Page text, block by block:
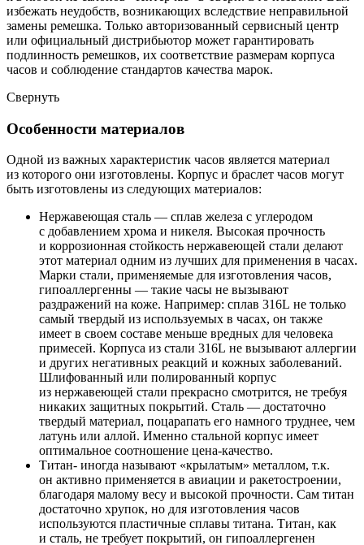
избежать неудобств, возникающих вследствие неправильной
замены ремешка. Только авторизованный сервисный центр
или официальный дистрибьютор может гарантировать
подлинность ремешков, их соответствие размерам корпуса
часов и соблюдение стандартов качества марок.
Свернуть
Особенности материалов
Одной из важных характеристик часов является материал
из которого они изготовлены. Корпус и браслет часов могут
быть изготовлены из следующих материалов:
Нержавеющая сталь — сплав железа с углеродом
с добавлением хрома и никеля. Высокая прочность
и коррозионная стойкость нержавеющей стали делают
этот материал одним из лучших для применения в часах.
Марки стали, применяемые для изготовления часов,
гипоаллергенны — такие часы не вызывают
раздражений на коже. Например: сплав 316L не только
самый твердый из используемых в часах, он также
имеет в своем составе меньше вредных для человека
примесей. Корпуса из стали 316L не вызывают аллергии
и других негативных реакций и кожных заболеваний.
Шлифованный или полированный корпус
из нержавеющей стали прекрасно смотрится, не требуя
никаких защитных покрытий. Сталь — достаточно
твердый материал, поцарапать его намного труднее, чем
латунь или аллой. Именно стальной корпус имеет
оптимальное соотношение цена-качество.
Титан- иногда называют «крылатым» металлом, т.к.
он активно применяется в авиации и ракетостроении,
благодаря малому весу и высокой прочности. Сам титан
достаточно хрупок, но для изготовления часов
используются пластичные сплавы титана. Титан, как
и сталь, не требует покрытий, он гипоаллергенен